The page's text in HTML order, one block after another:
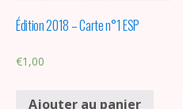
Édition 2018 – Carte n°1 ESP
€1,00
Ajouter au panier